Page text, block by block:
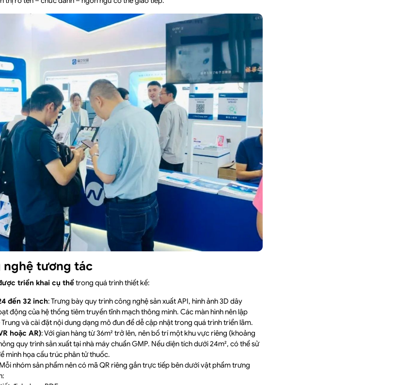
nghệ tương tác
triển khai cụ thểtrong quá trình thiết kế:
đến 32 inch: Trưng bày quy trình công nghệ sản xuất API, hình ảnh 3D dây
động của hệ thống tiêm truyền tĩnh mạch thông minh. Các màn hình nên lập
và cài đặt nội dung dạng mô đun để dễ cập nhật trong quá trình triển lãm.
hoặc AR): Với gian hàng từ 36m² trở lên, nên bố trí một khu vực riêng (khoảng
quy trình sản xuất tại nhà máy chuẩn GMP. Nếu diện tích dưới 24m², có thể sử
minh họa cấu trúc phân tử thuốc.
nhóm sản phẩm nên có mã QR riêng gắn trực tiếp bên dưới vật phẩm trưng